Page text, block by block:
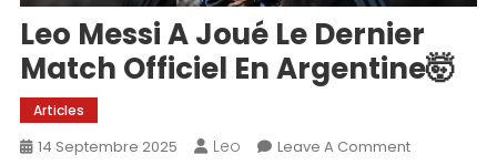
Leo Messi A Joué Le Dernier
Match Officiel En Argentine🤯
Articles
14 Septembre 2025 Leo Leave A CommentOn